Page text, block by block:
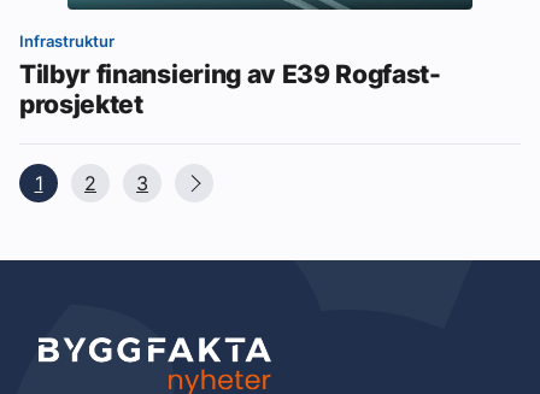
Infrastruktur
Tilbyr finansiering av E39 Rogfast-
prosjektet
1 2 3